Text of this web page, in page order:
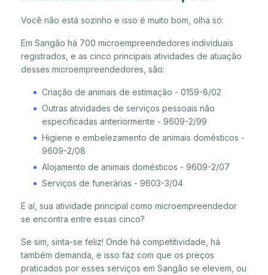
Você não está sozinho e isso é muito bom, olha só:
Em Sangão há 700 microempreendedores individuais
registrados, e as cinco principais atividades de atuação
desses microempreendedores, são:
Criação de animais de estimação - 0159-8/02
Outras atividades de serviços pessoais não
especificadas anteriormente - 9609-2/99
Higiene e embelezamento de animais domésticos -
9609-2/08
Alojamento de animais domésticos - 9609-2/07
Serviços de funerárias - 9603-3/04
E aí, sua atividade principal como microempreendedor
se encontra entre essas cinco?
Se sim, sinta-se feliz! Onde há competitividade, há
também demanda, e isso faz com que os preços
praticados por esses serviços em Sangão se elevem, ou